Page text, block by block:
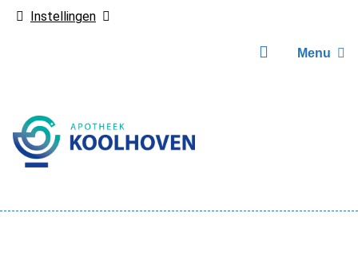
Instellingen
Menu